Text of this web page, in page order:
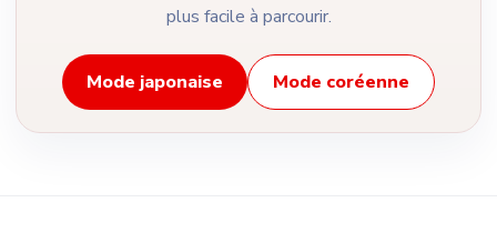
plus facile à parcourir.
Mode japonaise Mode coréenne